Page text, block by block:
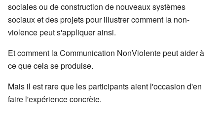
sociales ou de construction de nouveaux systèmes
sociaux et des projets pour illustrer comment la non-
violence peut s'appliquer ainsi.
Et comment la Communication NonViolente peut aider à
ce que cela se produise.
Mais il est rare que les participants aient l'occasion d'en
faire l'expérience concrète.